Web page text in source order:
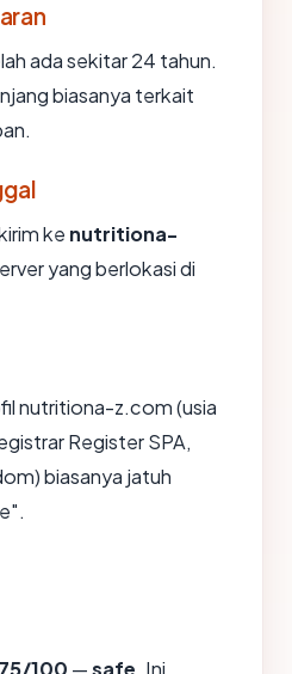
ada sekitar 24 tahun.
biasanya terkait
ke nutritiona-
yang berlokasi di
nutritiona-z.com (usia
Register SPA,
biasanya jatuh
75/100 —safe . Ini